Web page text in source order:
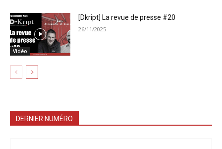
Vidéo
[Dkript] La revue de presse #20
26/11/2025
DERNIER NUMÉRO